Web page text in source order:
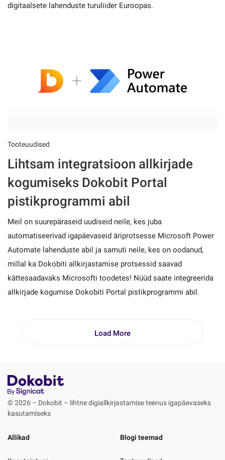
digitaalsete lahenduste turuliider Euroopas.
Tooteuudised
Lihtsam integratsioon allkirjade
kogumiseks Dokobit Portal
pistikprogrammi abil
Meil on suurepäraseid uudiseid neile, kes juba
automatiseerivad igapäevaseid äriprotsesse Microsoft Power
Automate lahenduste abil ja samuti neile, kes on oodanud,
millal ka Dokobiti allkirjastamise protsessid saavad
kättesaadavaks Microsofti toodetes! Nüüd saate integreerida
allkirjade kogumise Dokobiti Portal pistikprogrammi abil.
Load More
© 2026 – Dokobit – lihtne digiallkirjastamise teenus igapäevaseks
kasutamiseks
Allikad Blogi teemad